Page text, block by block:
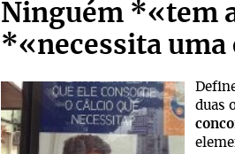
Ninguém *«tem
*«necessita uma
duas